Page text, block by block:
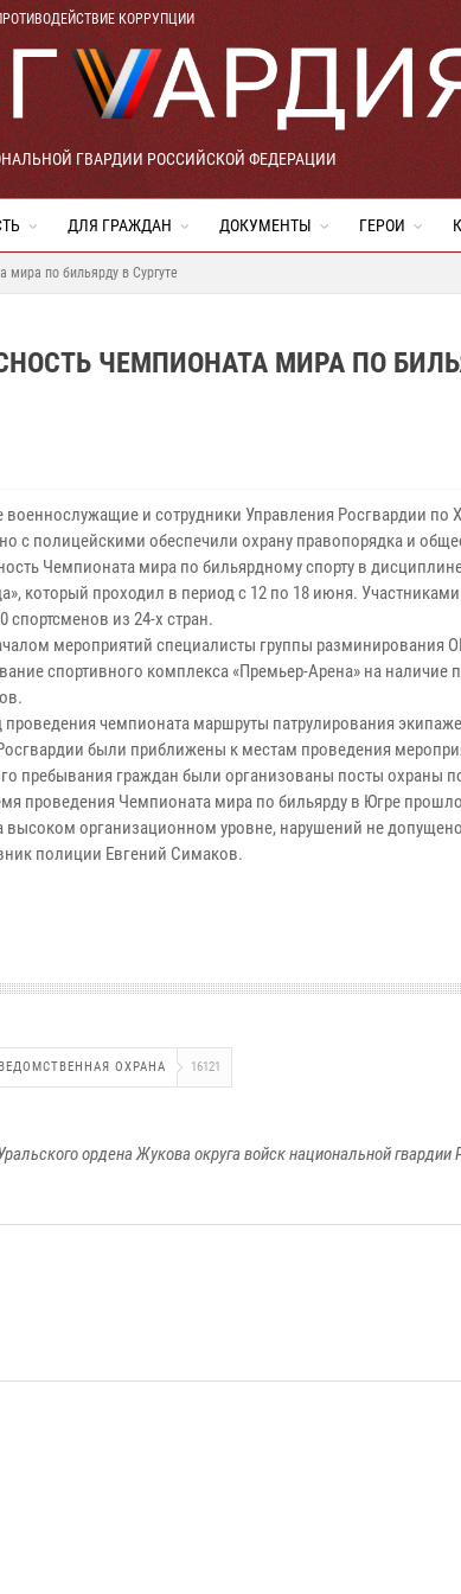
КОРРУПЦИИ
ГВАРДИИ РОССИЙСКОЙ ФЕДЕРАЦИИ
ДЛЯ ГРАЖДАН ДОКУМЕНТЫ ГЕРОИ
мира по бильярду в Сургуте
ЧЕМПИОНАТА МИРА ПО
военнослужащие и сотрудники Управления Росгвардии
с полицейскими обеспечили охрану правопорядка и
Чемпионата мира по бильярдному спорту в
который проходил в период с 12 по 18 июня.
спортсменов из 24-х стран.
мероприятий специалисты группы разминирования
спортивного комплекса «Премьер-Арена» на наличие
проведения чемпионата маршруты патрулирования
были приближены к местам проведения
пребывания граждан были организованы посты охраны
проведения Чемпионата мира по бильярду в Югре
высоком организационном уровне, нарушений не
полиции Евгений Симаков.
ОХРАНА 16121
ордена Жукова округа войск национальной